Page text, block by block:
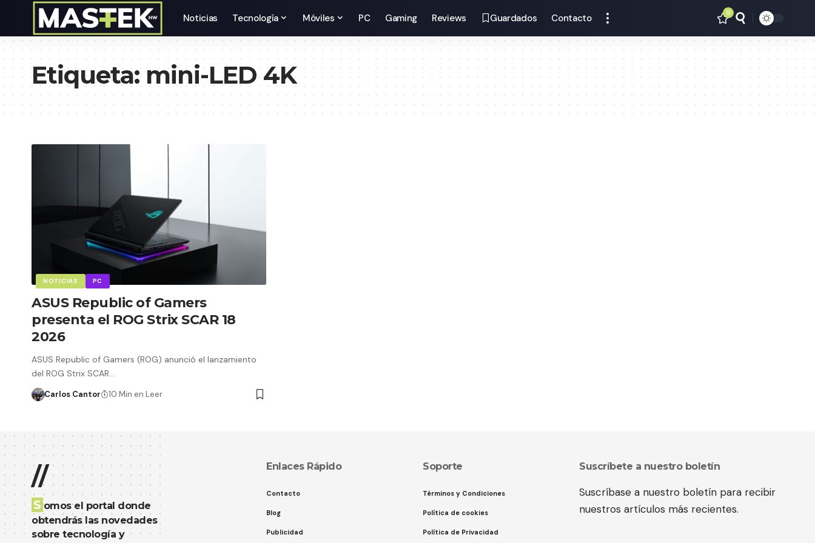
Noticias Tecnología Móviles PC Gaming Reviews Guardados Contacto 9
Etiqueta: mini-LED 4K
NOTICIAS PC
ASUS Republic of Gamers
presenta el ROG Strix SCAR 18
2026
ASUS Republic of Gamers (ROG) anunció el lanzamiento
del ROG Strix SCAR…
Carlos Cantor 10 Min en Leer
//
S omos el portal donde
obtendrás las novedades
sobre tecnología y
Enlaces Rápido
Contacto
Blog
Publicidad
Soporte
Términos y Condiciones
Política de cookies
Política de Privacidad
Suscríbete a nuestro boletín
Suscríbase a nuestro boletín para recibir
nuestros artículos más recientes.